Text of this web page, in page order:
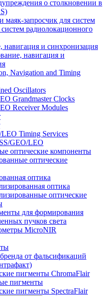
о столкновении в
маяк-запросчик для систем
радиолокационного
и синхронизация
навигация и
Navigation and Timing
Oscillators
Grandmaster Clocks
Receiver Modules
Timing Services
GEO/LEO
оптические компоненты
оптические
оптика
оптика
оптические
для формирования
пучков света
MicroNIR
от фальсификаций
пигменты ChromaFlair
пигменты
пигменты SpectraFlair